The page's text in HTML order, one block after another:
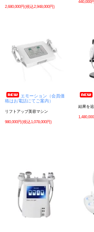
2,680,000円(税込2,948,000円)
440,000
エモーション（会員価
格はお電話にてご案内）
リフトアップ美容マシン
980,000円(税込1,078,000円)
結果を